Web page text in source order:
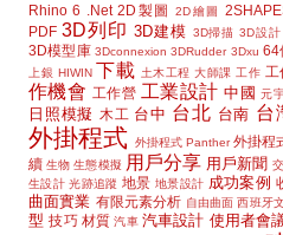
Rhino 6
.Net 2D製圖 2D繪圖
PDF 3D列印 3D建模 3D掃描 3D設計
3D模型庫 3Dconnexion 3DRudder 3Dxu 64
上銀 HIWIN 下載 土木工程 大師課 工作 工
作機會 工作營 工業設計 中國 元
日照模擬
木工 台中 台北 台南 台
外掛程式 外掛程式 Panther 外掛程
續 生物 生態模擬 用戶分享 用戶新聞
生設計 光跡追蹤 地景 地景設計 成功案例
曲面實業 有限元素分析 自由曲面 西班牙
型 技巧 材質 汽車 汽車設計 使用者會